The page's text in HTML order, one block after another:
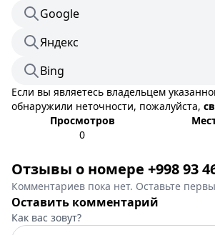
Google
Яндекс
Bing
Если вы являетесь владельцем
обнаружили неточности, пожалуйста,
Просмотров
0
Отзывы о номере +998 93
Комментариев пока нет. Оставьте
Оставить комментарий
Как вас зовут?